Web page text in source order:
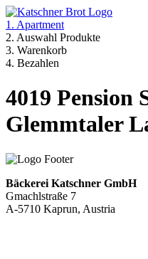
1. Apartment
2. Auswahl Produkte
3. Warenkorb
4. Bezahlen
4019 Pension
Glemmtaler
Bäckerei Katschner GmbH
Gmachlstraße 7
A-5710 Kaprun, Austria